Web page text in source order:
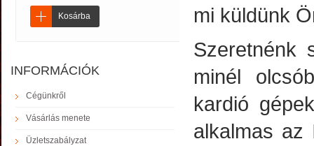
Kosárba
INFORMÁCIÓK
Cégünkről
Vásárlás menete
Üzletszabályzat
mi küldünk
Szeretnénk
minél
kardió
alkalmas az